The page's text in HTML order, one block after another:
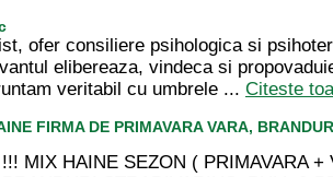
ofer consiliere psihologica si
elibereaza, vindeca si
veritabil cu umbrele ... Citeste
FIRMA DE PRIMAVARA VARA,
MIX HAINE SEZON ( PRIMAVARA +